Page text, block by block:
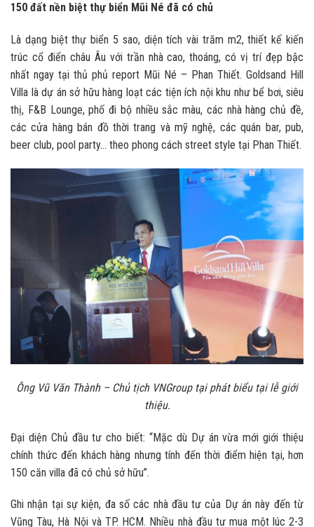
150 đất nền biệt thự biển Mũi Né đã có chủ
Là dạng biệt thự biển 5 sao, diện tích vài trăm m2, thiết kế kiến
trúc cổ điển châu Âu với trần nhà cao, thoáng, có vị trí đẹp bậc
nhất ngay tại thủ phủ report Mũi Né – Phan Thiết. Goldsand Hill
Villa là dự án sở hữu hàng loạt các tiện ích nội khu như bể bơi, siêu
thị, F&B Lounge, phố đi bộ nhiều sắc màu, các nhà hàng chủ đề,
các cửa hàng bán đồ thời trang và mỹ nghệ, các quán bar, pub,
beer club, pool party… theo phong cách street style tại Phan Thiết.
Ông Vũ Văn Thành – Chủ tịch VNGroup tại phát biểu tại lễ giới
thiệu.
Đại diện Chủ đầu tư cho biết: “Mặc dù Dự án vừa mới giới thiệu
chính thức đến khách hàng nhưng tính đến thời điểm hiện tại, hơn
150 căn villa đã có chủ sở hữu”.
Ghi nhận tại sự kiện, đa số các nhà đầu tư của Dự án này đến từ
Vũng Tàu, Hà Nội và TP. HCM. Nhiều nhà đầu tư mua một lúc 2-3